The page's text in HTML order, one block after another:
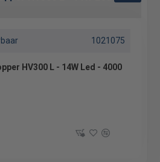
1021075
HV300 L - 14W Led - 4000